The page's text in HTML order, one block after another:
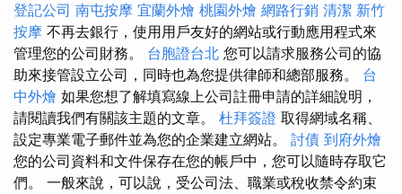
登記公司 南屯按摩 宜蘭外燴 桃園外燴 網路行銷 清潔 新竹
按摩 不再去銀行，使用用戶友好的網站或行動應用程式來
管理您的公司財務。 台胞證台北 您可以請求服務公司的協
助來接管設立公司，同時也為您提供律師和總部服務。 台
中外燴 如果您想了解填寫線上公司註冊申請的詳細說明，
請閱讀我們有關該主題的文章。 杜拜簽證 取得網域名稱、
設定專業電子郵件並為您的企業建立網站。 討債 到府外燴
您的公司資料和文件保存在您的帳戶中，您可以隨時存取它
們。 一般來說，可以說，受公司法、職業或稅收禁令約束